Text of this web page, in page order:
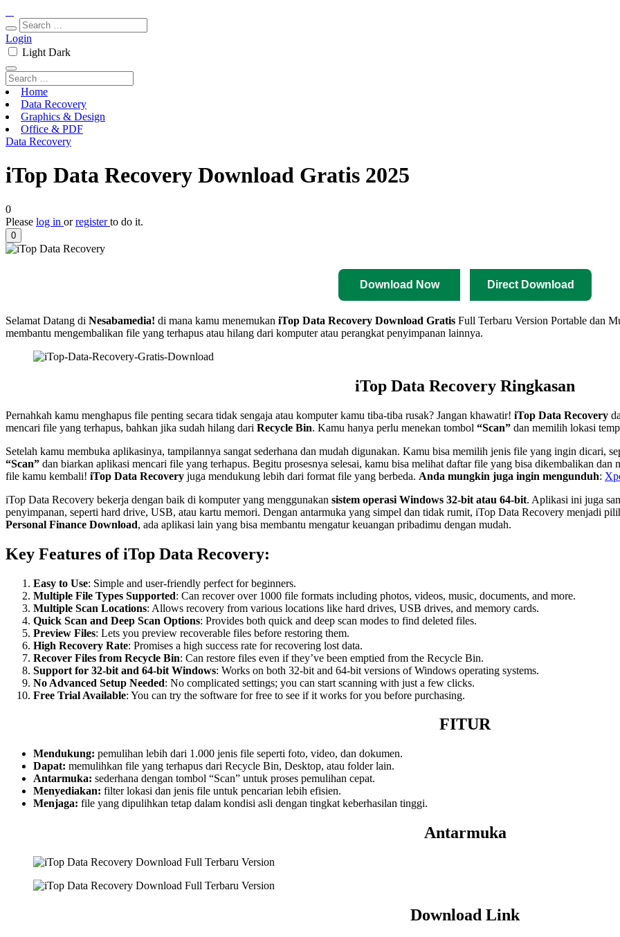
Login
Light Dark
Home
Data Recovery
Graphics & Design
Office & PDF
Data Recovery
iTop Data Recovery Download Gratis 2025
0
Please log in orregisterto do it.
0
Download Now Direct Download
Selamat Datang di Nesabamedia! di mana kamu menemukan iTop Data Recovery Download Gratis Full Terbaru Version Portable dan
membantu mengembalikan file yang terhapus atau hilang dari komputer atau perangkat penyimpanan lainnya.
iTop Data Recovery Ringkasan
Pernahkah kamu menghapus file penting secara tidak sengaja atau komputer kamu tiba-tiba rusak? Jangan khawatir! iTop Data Recovery
mencari file yang terhapus, bahkan jika sudah hilang dari Recycle Bin. Kamu hanya perlu menekan tombol “Scan” dan memilih lokasi
Setelah kamu membuka aplikasinya, tampilannya sangat sederhana dan mudah digunakan. Kamu bisa memilih jenis file yang ingin dicari,
“Scan” dan biarkan aplikasi mencari file yang terhapus. Begitu prosesnya selesai, kamu bisa melihat daftar file yang bisa dikembalikan
file kamu kembali! iTop Data Recovery juga mendukung lebih dari format file yang berbeda. Anda mungkin juga ingin mengunduh:
iTop Data Recovery bekerja dengan baik di komputer yang menggunakan sistem operasi Windows 32-bit atau 64-bit. Aplikasi ini juga
penyimpanan, seperti hard drive, USB, atau kartu memori. Dengan antarmuka yang simpel dan tidak rumit, iTop Data Recovery menjadi
Personal Finance Download, ada aplikasi lain yang bisa membantu mengatur keuangan pribadimu dengan mudah.
Key Features of iTop Data Recovery:
Easy to Use: Simple and user-friendly perfect for beginners.
Multiple File Types Supported: Can recover over 1000 file formats including photos, videos, music, documents, and more.
Multiple Scan Locations: Allows recovery from various locations like hard drives, USB drives, and memory cards.
Quick Scan and Deep Scan Options: Provides both quick and deep scan modes to find deleted files.
Preview Files: Lets you preview recoverable files before restoring them.
High Recovery Rate: Promises a high success rate for recovering lost data.
Recover Files from Recycle Bin: Can restore files even if they’ve been emptied from the Recycle Bin.
Support for 32-bit and 64-bit Windows: Works on both 32-bit and 64-bit versions of Windows operating systems.
No Advanced Setup Needed: No complicated settings; you can start scanning with just a few clicks.
Free Trial Available: You can try the software for free to see if it works for you before purchasing.
FITUR
Mendukung: pemulihan lebih dari 1.000 jenis file seperti foto, video, dan dokumen.
Dapat: memulihkan file yang terhapus dari Recycle Bin, Desktop, atau folder lain.
Antarmuka: sederhana dengan tombol “Scan” untuk proses pemulihan cepat.
Menyediakan: filter lokasi dan jenis file untuk pencarian lebih efisien.
Menjaga: file yang dipulihkan tetap dalam kondisi asli dengan tingkat keberhasilan tinggi.
Antarmuka
Download Link